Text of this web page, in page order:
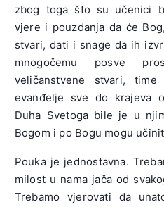
zbog toga što su učenici
vjere i pouzdanja da će
stvari, dati i snage da ih
mnogočemu posve
veličanstvene stvari,
evanđelje sve do krajeva
Duha Svetoga bile je u
Bogom i po Bogu mogu
Pouka je jednostavna.
milost u nama jača od
Trebamo vjerovati da